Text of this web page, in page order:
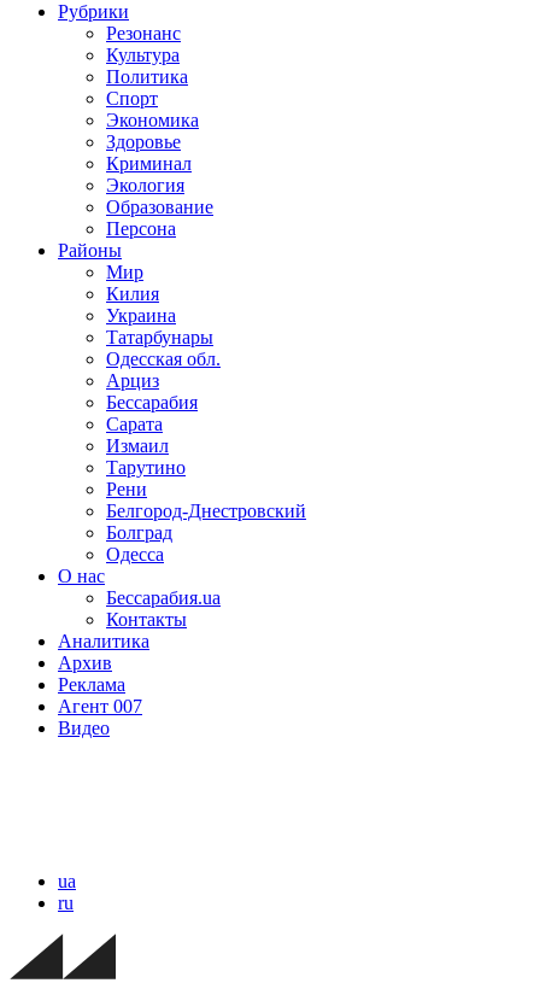
Рубрики
Резонанс
Культура
Политика
Спорт
Экономика
Здоровье
Криминал
Экология
Образование
Персона
Районы
Мир
Килия
Украина
Татарбунары
Одесская обл.
Арциз
Бессарабия
Сарата
Измаил
Тарутино
Рени
Белгород-Днестровский
Болград
Одесса
О нас
Бессарабия.ua
Контакты
Аналитика
Архив
Реклама
Агент 007
Видео
ua
ru